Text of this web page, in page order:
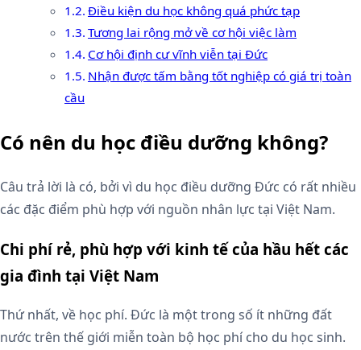
Điều kiện du học không quá phức tạp
Tương lai rộng mở về cơ hội việc làm
Cơ hội định cư vĩnh viễn tại Đức
Nhận được tấm bằng tốt nghiệp có giá trị toàn
cầu
Có nên du học điều dưỡng không?
Câu trả lời là có, bởi vì du học điều dưỡng Đức có rất nhiều
các đặc điểm phù hợp với nguồn nhân lực tại Việt Nam.
Chi phí rẻ, phù hợp với kinh tế của hầu hết các
gia đình tại Việt Nam
Thứ nhất, về học phí. Đức là một trong số ít những đất
nước trên thế giới miễn toàn bộ học phí cho du học sinh.